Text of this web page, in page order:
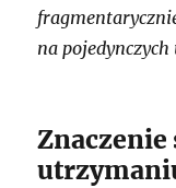
na pojedynczych